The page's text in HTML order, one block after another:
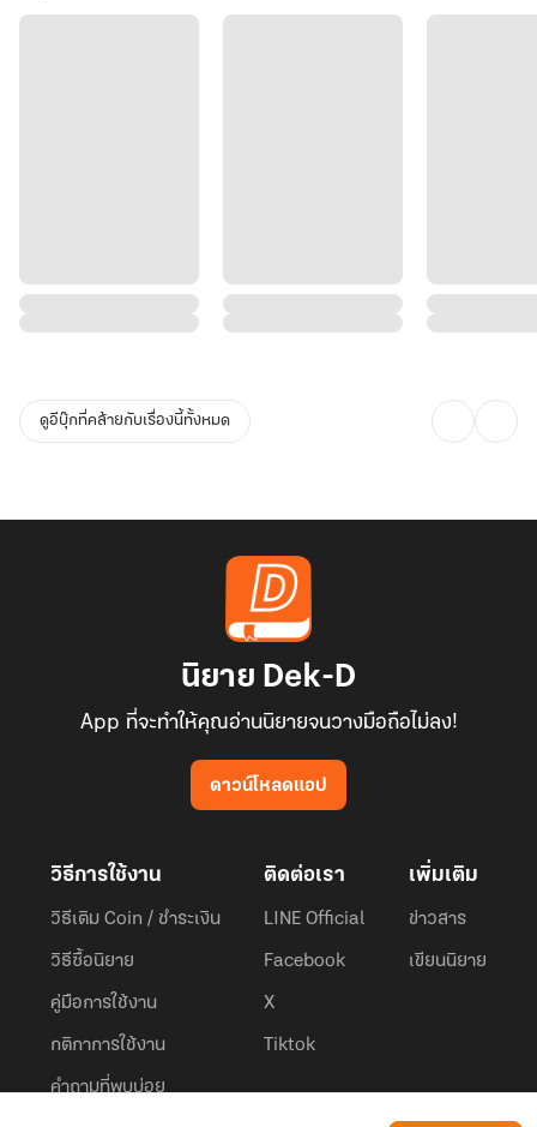
ดูอีบุ๊กที่คล้ายกับเรื่องนี้ทั้งหมด
นิยาย Dek-D
App ที่จะทำให้คุณอ่านนิยายจนวางมือถือไม่ลง!
ดาวน์โหลดแอป
วิธีการใช้งาน
วิธีเติม Coin / ชำระเงิน
วิธีซื้อนิยาย
คู่มือการใช้งาน
กติกาการใช้งาน
คำถามที่พบบ่อย
ติดต่อเรา
LINE Official
Facebook
X
Tiktok
เพิ่มเติม
ข่าวสาร
เขียนนิยาย